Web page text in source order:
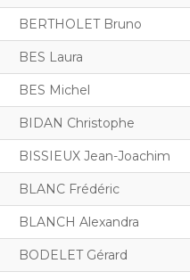
BERTHOLET Bruno
BES Laura
BES Michel
BIDAN Christophe
BISSIEUX Jean-Joachim
BLANC Frédéric
BLANCH Alexandra
BODELET Gérard